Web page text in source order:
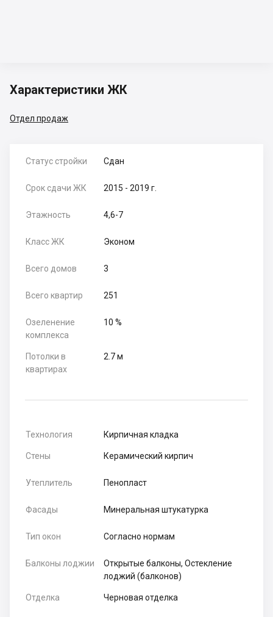
Характеристики ЖК
Отдел продаж
Статус стройки Сдан
Срок сдачи ЖК 2015 - 2019 г.
Этажность 4,6-7
Класс ЖК Эконом
Всего домов 3
Всего квартир 251
Озеленение
комплекса
10 %
Потолки в
квартирах
2.7 м
Технология Кирпичная кладка
Стены Керамический кирпич
Утеплитель Пенопласт
Фасады Минеральная штукатурка
Тип окон Согласно нормам
Балконы лоджии
Открытые балконы, Остекление
лоджий (балконов)
Отделка Черновая отделка